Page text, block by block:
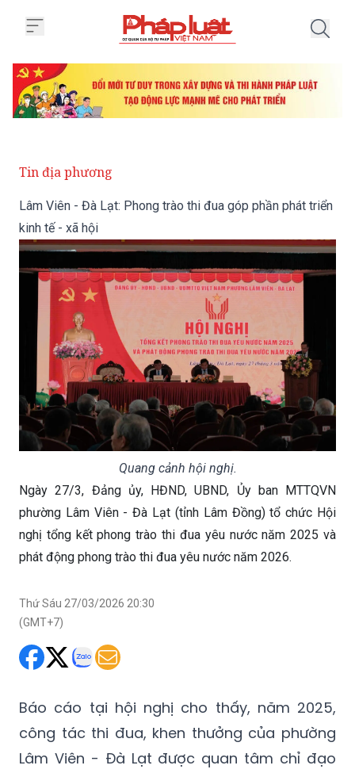
Tin địa phương
Lâm Viên - Đà Lạt: Phong trào thi đua góp phần phát triển
kinh tế - xã hội
Quang cảnh hội nghị.
Ngày 27/3, Đảng ủy, HĐND, UBND, Ủy ban MTTQVN
phường Lâm Viên - Đà Lạt (tỉnh Lâm Đồng) tổ chức Hội
nghị tổng kết phong trào thi đua yêu nước năm 2025 và
phát động phong trào thi đua yêu nước năm 2026.
Thứ Sáu 27/03/2026 20:30
(GMT+7)
Báo cáo tại hội nghị cho thấy, năm 2025,
công tác thi đua, khen thưởng của phường
Lâm Viên - Đà Lạt được quan tâm chỉ đạo